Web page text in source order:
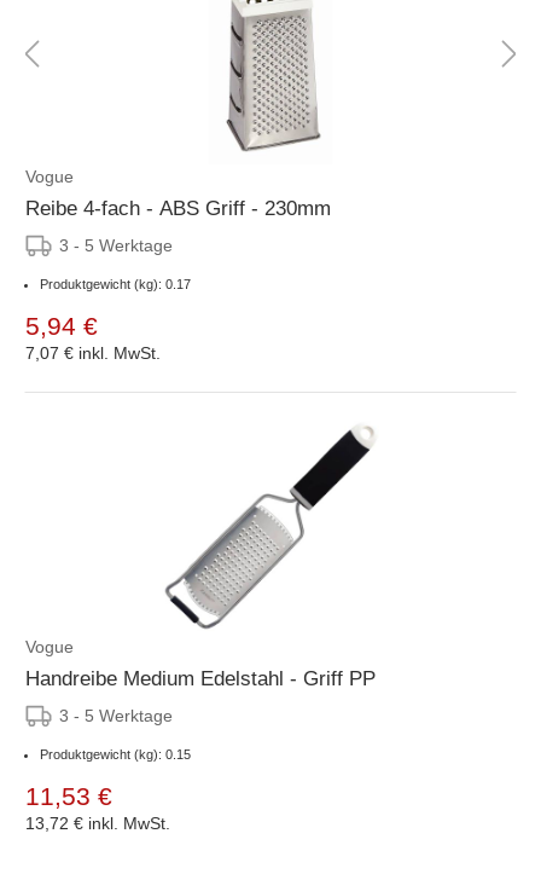
Vogue
Reibe 4-fach - ABS Griff - 230mm
3 - 5 Werktage
Produktgewicht (kg): 0.17
5,94 €
7,07 € inkl. MwSt.
Vogue
Handreibe Medium Edelstahl - Griff PP
3 - 5 Werktage
Produktgewicht (kg): 0.15
11,53 €
13,72 € inkl. MwSt.